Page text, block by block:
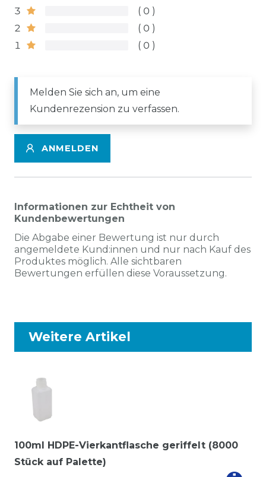
3
0
2
0
1
0
Melden Sie sich an, um eine
Kundenrezension zu verfassen.
ANMELDEN
Informationen zur Echtheit von
Kundenbewertungen
Die Abgabe einer Bewertung ist nur durch
angemeldete Kund:innen und nur nach Kauf des
Produktes möglich. Alle sichtbaren
Bewertungen erfüllen diese Voraussetzung.
Weitere Artikel
100ml HDPE-Vierkantflasche geriffelt (8000
Stück auf Palette)